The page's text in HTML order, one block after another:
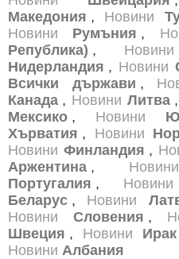
Македония , Новини
Новини
Румъния ,
Република) , Новини
Нидерландия , Новини
Всички държави ,
Канада , Новини Литва ,
Мексико , Новини
Хърватия , Новини
Новини Финландия ,
Аржентина , Новини
Португалия , Новини
Беларус , Новини
Новини
Словения ,
Швеция , Новини Ирак
Новини Албания